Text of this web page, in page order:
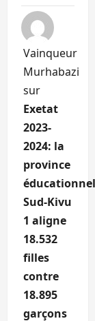
Vainqueur
Murhabazi
sur
Exetat
2023-
2024: la
province
Sud-Kivu
1 aligne
18.532
filles
contre
18.895
garçons